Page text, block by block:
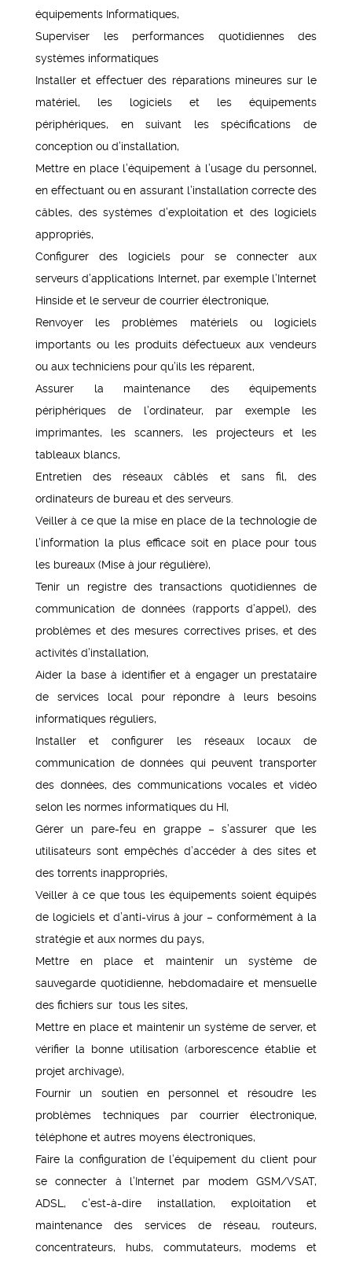
équipements Informatiques,
Superviser les performances quotidiennes des
systèmes informatiques
Installer et effectuer des réparations mineures sur le
matériel, les logiciels et les équipements
périphériques, en suivant les spécifications de
conception ou d’installation,
Mettre en place l’équipement à l’usage du personnel,
en effectuant ou en assurant l’installation correcte des
câbles, des systèmes d’exploitation et des logiciels
appropriés,
Configurer des logiciels pour se connecter aux
serveurs d’applications Internet, par exemple l’Internet
Hinside et le serveur de courrier électronique,
Renvoyer les problèmes matériels ou logiciels
importants ou les produits défectueux aux vendeurs
ou aux techniciens pour qu’ils les réparent,
Assurer la maintenance des équipements
périphériques de l’ordinateur, par exemple les
imprimantes, les scanners, les projecteurs et les
tableaux blancs,
Entretien des réseaux câblés et sans fil, des
ordinateurs de bureau et des serveurs.
Veiller à ce que la mise en place de la technologie de
l’information la plus efficace soit en place pour tous
les bureaux (Mise à jour régulière),
Tenir un registre des transactions quotidiennes de
communication de données (rapports d’appel), des
problèmes et des mesures correctives prises, et des
activités d’installation,
Aider la base à identifier et à engager un prestataire
de services local pour répondre à leurs besoins
informatiques réguliers,
Installer et configurer les réseaux locaux de
communication de données qui peuvent transporter
des données, des communications vocales et vidéo
selon les normes informatiques du HI,
Gérer un pare-feu en grappe – s’assurer que les
utilisateurs sont empêchés d’accéder à des sites et
des torrents inappropriés,
Veiller à ce que tous les équipements soient équipés
de logiciels et d’anti-virus à jour – conformément à la
stratégie et aux normes du pays,
Mettre en place et maintenir un système de
sauvegarde quotidienne, hebdomadaire et mensuelle
des fichiers sur tous les sites,
Mettre en place et maintenir un système de server, et
vérifier la bonne utilisation (arborescence établie et
projet archivage),
Fournir un soutien en personnel et résoudre les
problèmes techniques par courrier électronique,
téléphone et autres moyens électroniques,
Faire la configuration de l’équipement du client pour
se connecter à l’Internet par modem GSM/VSAT,
ADSL, c’est-à-dire installation, exploitation et
maintenance des services de réseau, routeurs,
concentrateurs, hubs, commutateurs, modems et